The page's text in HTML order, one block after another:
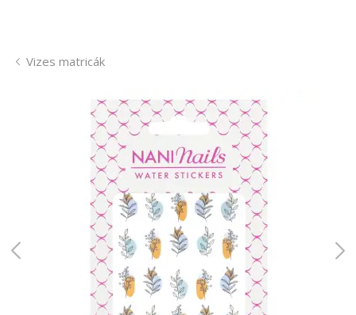
Vizes matricák